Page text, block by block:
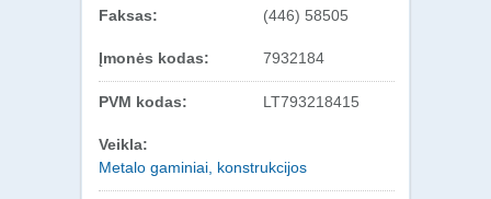
Faksas: (446) 58505
Įmonės kodas: 7932184
PVM kodas: LT793218415
Veikla:
Metalo gaminiai, konstrukcijos